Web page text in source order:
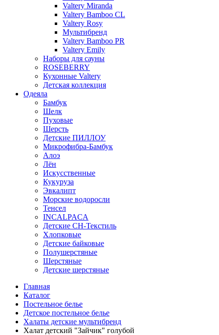
Valtery Miranda
Valtery Bamboo CL
Valtery Rosy
Мультибренд
Valtery Bamboo PR
Valtery Emily
Наборы для сауны
ROSEBERRY
Кухонные Valtery
Детская коллекция
Одеяла
Бамбук
Шелк
Пуховые
Шерсть
Детские ПИЛЛОУ
Микрофибра-Бамбук
Алоэ
Лён
Искусственные
Кукуруза
Эвкалипт
Морские водоросли
Тенсел
INCALPACA
Детские СН-Текстиль
Хлопковые
Детские байковые
Полушерстяные
Шерстяные
Детские шерстяные
Главная
Каталог
Постельное белье
Детское постельное белье
Халаты детские мультибренд
Халат детский "Зайчик" голубой